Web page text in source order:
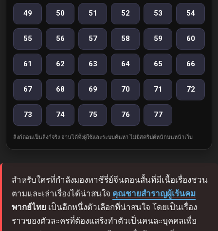
49 50 51 52 53 54
55 56 57 58 59 60
61 62 63 64 65 66
67 68 69 70 71 72
73 74 75 76 77
ลิงก์ตอนเป็นลิงก์จริง อ่านได้ทั้งผู้ใช้และระบบค้นหา ไม่มีสคริปต์หนักบนหน้าเว็บ
สำหรับใครที่กำลังมองหาซีรี่ย์จีนตอนสั้นที่มีเนื้อเรื่องชวน
ตามและเล่าเรื่องได้น่าสนใจ คุณชายสำราญผู้เร้นคม
พากย์ไทย เป็นอีกหนึ่งตัวเลือกที่น่าสนใจ โดยเป็นเรื่อง
ราวของตัวละครที่ต้องแสร้งทำตัวเป็นคนละบุคคลเพื่อ